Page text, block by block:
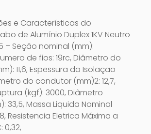
e Características do
de Alumínio Duplex 1KV Neutro
– Seção nominal (mm):
de fios: 19rc, Diâmetro do
11,6, Espessura da Isolação
do condutor (mm)2: 12,7,
(kgf): 3000, Diâmetro
33,5, Massa Liquida Nominal
Resistencia Eletrica Máxima a
0,32,